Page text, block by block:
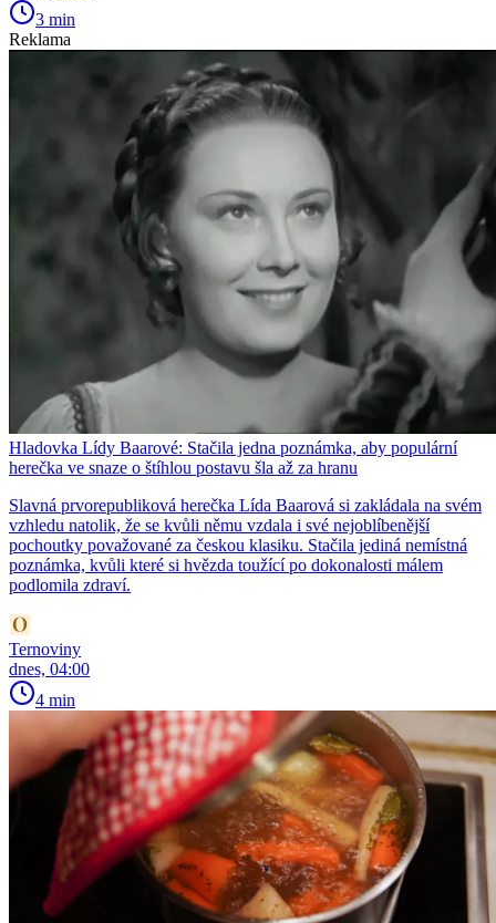
3 min
Reklama
Hladovka Lídy Baarové: Stačila jedna poznámka, aby populární
herečka ve snaze o štíhlou postavu šla až za hranu
Slavná prvorepubliková herečka Lída Baarová si zakládala na svém
vzhledu natolik, že se kvůli němu vzdala i své nejoblíbenější
pochoutky považované za českou klasiku. Stačila jediná nemístná
poznámka, kvůli které si hvězda toužící po dokonalosti málem
podlomila zdraví.
Ternoviny
dnes, 04:00
4 min